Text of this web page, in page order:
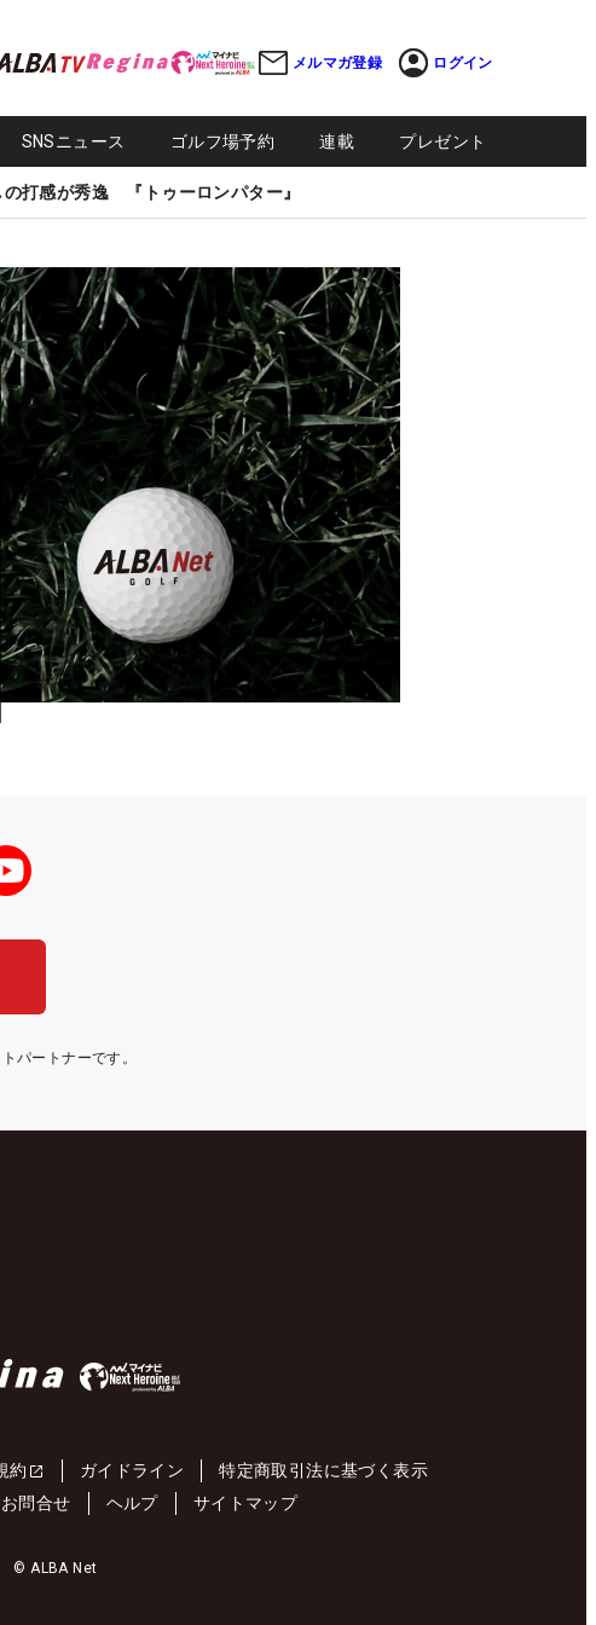
メルマガ登録 ログイン
SNSニュース ゴルフ場予約 連載 プレゼント
の打感が秀逸 『トゥーロンパター』
パートナーです。
約 ガイドライン
特定商取引法に基づく表示
お問合せ ヘルプ サイトマップ
© ALBA Net